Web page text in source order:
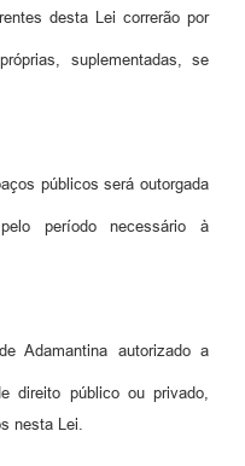
desta Lei correrão por
suplementadas, se
públicos será outorgada
período necessário à
Adamantina autorizado a
direito público ou privado,
nesta Lei.